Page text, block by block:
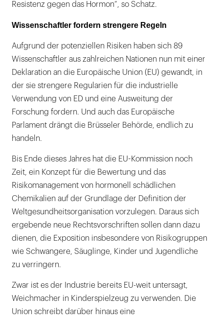
Resistenz gegen das Hormon“, so Schatz.
Wissenschaftler fordern strengere Regeln
Aufgrund der potenziellen Risiken haben sich 89
Wissenschaftler aus zahlreichen Nationen nun mit einer
Deklaration an die Europäische Union (EU) gewandt, in
der sie strengere Regularien für die industrielle
Verwendung von ED und eine Ausweitung der
Forschung fordern. Und auch das Europäische
Parlament drängt die Brüsseler Behörde, endlich zu
handeln.
Bis Ende dieses Jahres hat die EU-Kommission noch
Zeit, ein Konzept für die Bewertung und das
Risikomanagement von hormonell schädlichen
Chemikalien auf der Grundlage der Definition der
Weltgesundheitsorganisation vorzulegen. Daraus sich
ergebende neue Rechtsvorschriften sollen dann dazu
dienen, die Exposition insbesondere von Risikogruppen
wie Schwangere, Säuglinge, Kinder und Jugendliche
zu verringern.
Zwar ist es der Industrie bereits EU-weit untersagt,
Weichmacher in Kinderspielzeug zu verwenden. Die
Union schreibt darüber hinaus eine